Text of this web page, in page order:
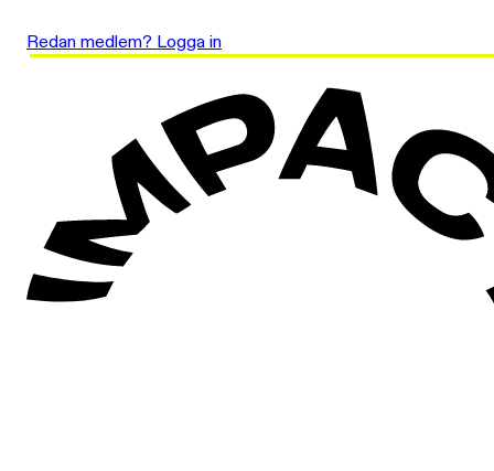
Redan medlem? Logga in